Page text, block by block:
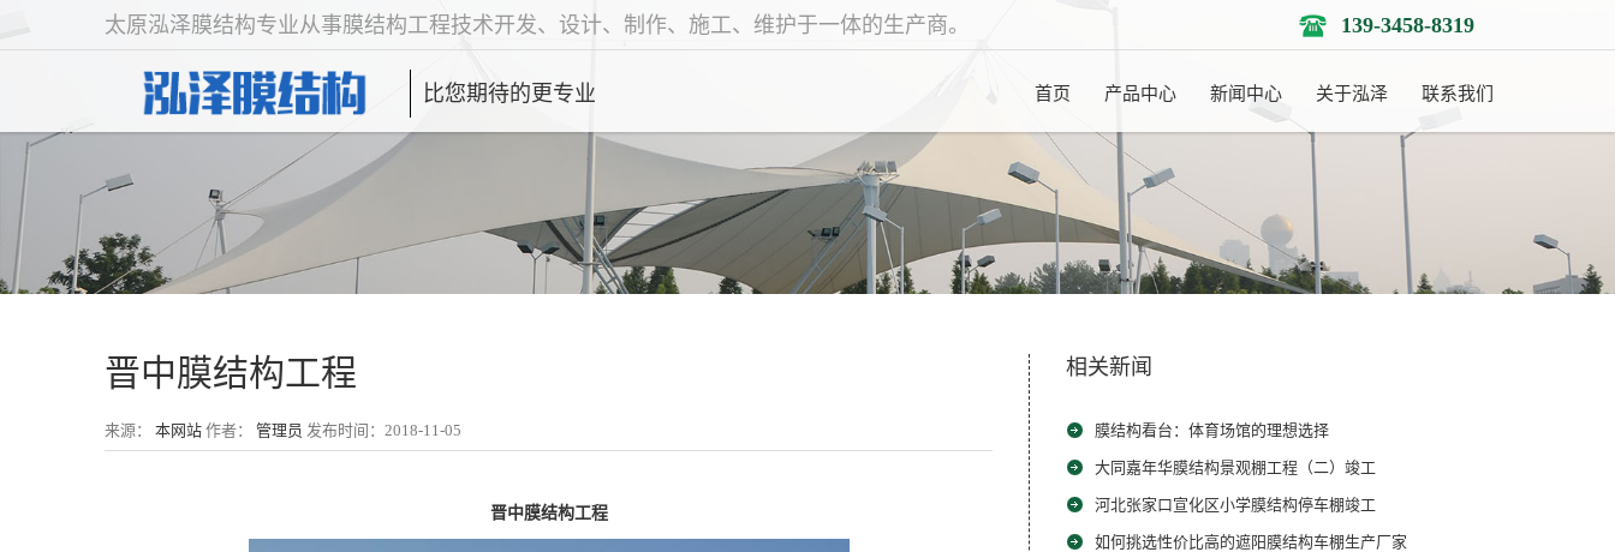
太原泓泽膜结构专业从事膜结构工程技术开发、设计、制作、施工、维护于一体的生产商。 139-3458-8319
比您期待的更专业 首页 产品中心 新闻中心 关于泓泽 联系我们
晋中膜结构工程
来源： 本网站 作者： 管理员 发布时间：2018-11-05
晋中膜结构工程
相关新闻
膜结构看台：体育场馆的理想选择
大同嘉年华膜结构景观棚工程（二）竣工
河北张家口宣化区小学膜结构停车棚竣工
如何挑选性价比高的遮阳膜结构车棚生产厂家